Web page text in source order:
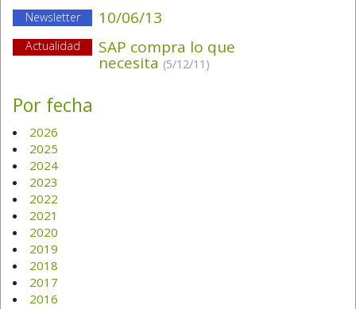
Newsletter 10/06/13
Actualidad SAP compra lo que
necesita (5/12/11)
Por fecha
2026
2025
2024
2023
2022
2021
2020
2019
2018
2017
2016